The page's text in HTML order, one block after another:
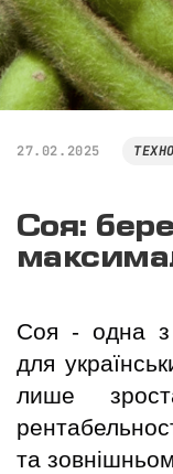
27.02.2025
Соя:
Соя - одна з
для
лише
та